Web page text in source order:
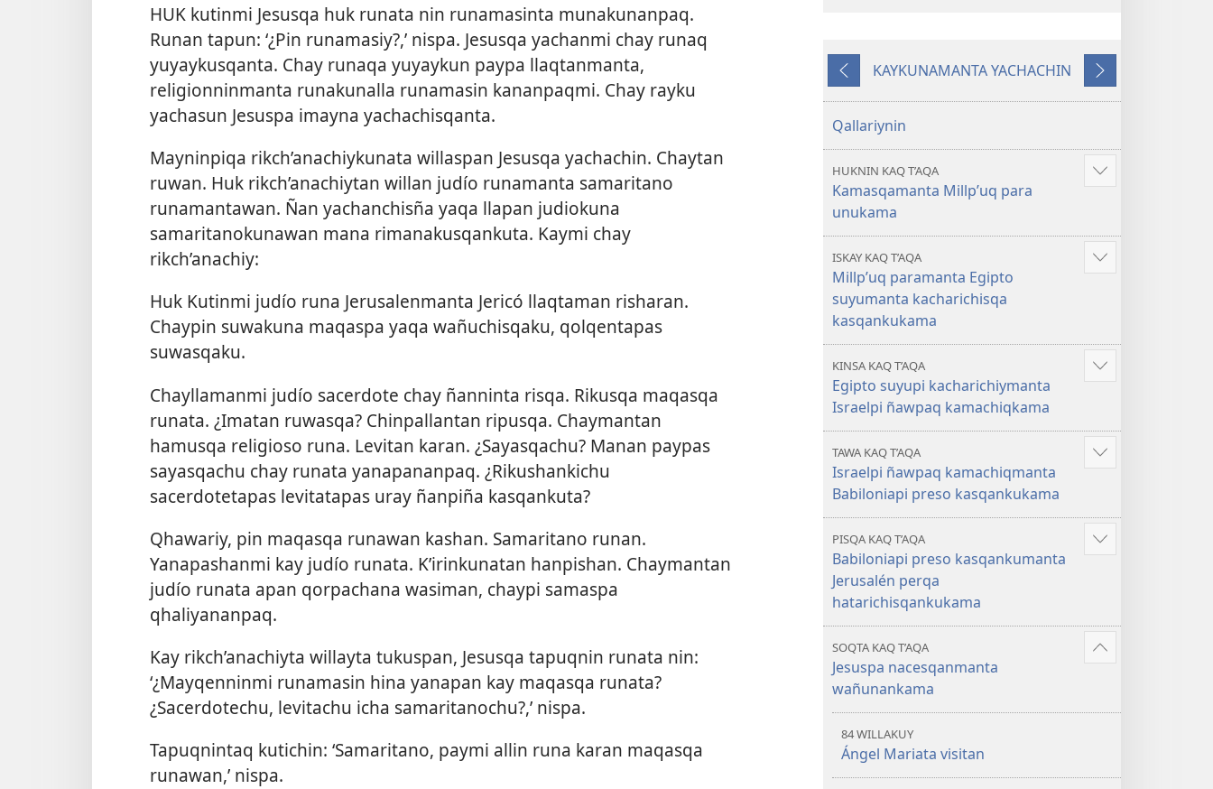
HUK kutinmi Jesusqa huk runata nin runamasinta munakunanpaq.
Runan tapun: ‘¿Pin runamasiy?,’ nispa. Jesusqa yachanmi chay runaq
yuyaykusqanta. Chay runaqa yuyaykun paypa llaqtanmanta,
religionninmanta runakunalla runamasin kananpaqmi. Chay rayku
yachasun Jesuspa imayna yachachisqanta.
Mayninpiqa rikch’anachiykunata willaspan Jesusqa yachachin. Chaytan
ruwan. Huk rikch’anachiytan willan judío runamanta samaritano
runamantawan. Ñan yachanchisña yaqa llapan judiokuna
samaritanokunawan mana rimanakusqankuta. Kaymi chay
rikch’anachiy:
Huk Kutinmi judío runa Jerusalenmanta Jericó llaqtaman risharan.
Chaypin suwakuna maqaspa yaqa wañuchisqaku, qolqentapas
suwasqaku.
Chayllamanmi judío sacerdote chay ñanninta risqa. Rikusqa maqasqa
runata. ¿Imatan ruwasqa? Chinpallantan ripusqa. Chaymantan
hamusqa religioso runa. Levitan karan. ¿Sayasqachu? Manan paypas
sayasqachu chay runata yanapananpaq. ¿Rikushankichu
sacerdotetapas levitatapas uray ñanpiña kasqankuta?
Qhawariy, pin maqasqa runawan kashan. Samaritano runan.
Yanapashanmi kay judío runata. K’irinkunatan hanpishan. Chaymantan
judío runata apan qorpachana wasiman, chaypi samaspa
qhaliyananpaq.
Kay rikch’anachiyta willayta tukuspan, Jesusqa tapuqnin runata nin:
‘¿Mayqenninmi runamasin hina yanapan kay maqasqa runata?
¿Sacerdotechu, levitachu icha samaritanochu?,’ nispa.
Tapuqnintaq kutichin: ‘Samaritano, paymi allin runa karan maqasqa
runawan,’ nispa.
willakuqBibliamanta
Kutiy
KAYKUNAMANTA YACHACHIN
Qatimuq
Qallariynin
HUKNIN KAQ T’AQA
Kamasqamanta Millp’uq para
unukama
Mostrar
ISKAY KAQ T’AQA
Millp’uq paramanta Egipto
suyumanta kacharichisqa
kasqankukama
Mostrar
KINSA KAQ T’AQA
Egipto suyupi kacharichiymanta
Israelpi ñawpaq kamachiqkama
Mostrar
TAWA KAQ T’AQA
Israelpi ñawpaq kamachiqmanta
Babiloniapi preso kasqankukama
Mostrar
PISQA KAQ T’AQA
Babiloniapi preso kasqankumanta
Jerusalén perqa
hatarichisqankukama
Mostrar
SOQTA KAQ T’AQA
Jesuspa nacesqanmanta
wañunankama
Mostrar
84 WILLAKUY
Ángel Mariata visitan